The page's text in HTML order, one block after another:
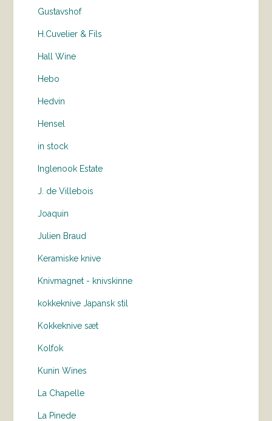
Gustavshof
H.Cuvelier & Fils
Hall Wine
Hebo
Hedvin
Hensel
in stock
Inglenook Estate
J. de Villebois
Joaquin
Julien Braud
Keramiske knive
Knivmagnet - knivskinne
kokkeknive Japansk stil
Kokkeknive sæt
Kolfok
Kunin Wines
La Chapelle
La Pinede